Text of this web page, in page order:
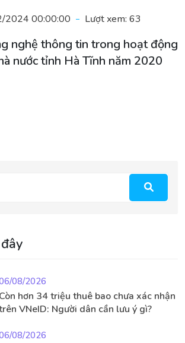
2024 00:00:00 Lượt xem: 63
nghệ thông tin trong hoạt động
nước tỉnh Hà Tĩnh năm 2020
08/2026
Còn hơn 34 triệu thuê bao chưa xác nhận
VNeID: Người dân cần lưu ý gì?
08/2026